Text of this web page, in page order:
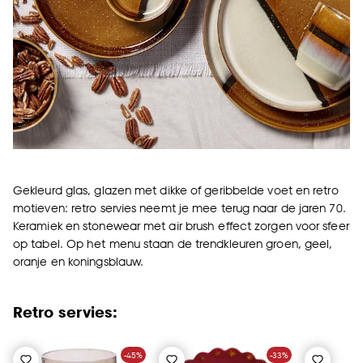
Gekleurd glas, glazen met dikke of geribbelde voet en retro
motieven: retro servies neemt je mee terug naar de jaren 70.
Keramiek en stonewear met air brush effect zorgen voor sfeer
op tabel. Op het menu staan de trendkleuren groen, geel,
oranje en koningsblauw.
Retro servies:
-45% -33%